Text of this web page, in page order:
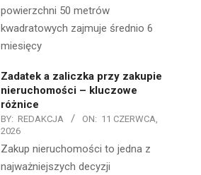
powierzchni 50 metrów
kwadratowych zajmuje średnio 6
miesięcy
Zadatek a zaliczka przy zakupie
nieruchomości – kluczowe
różnice
BY: REDAKCJA ON: 11 CZERWCA,
2026
Zakup nieruchomości to jedna z
najważniejszych decyzji